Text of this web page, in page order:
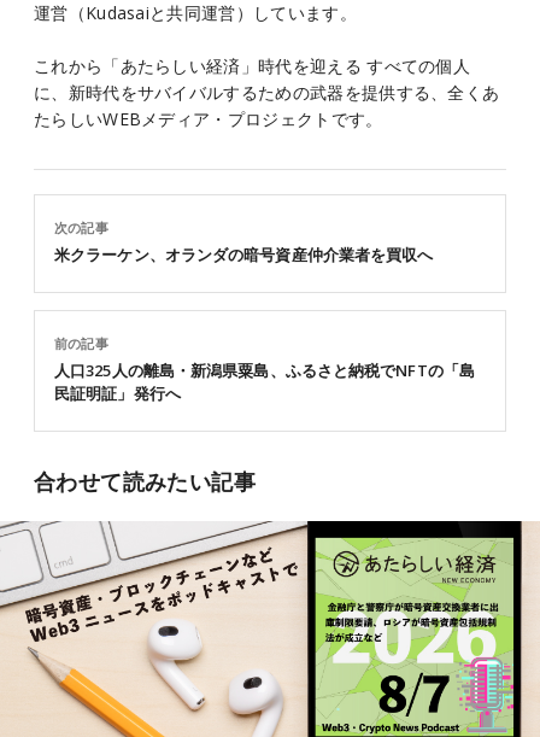
運営（Kudasaiと共同運営）しています。
これから「あたらしい経済」時代を迎える すべての個人
に、新時代をサバイバルするための武器を提供する、全くあ
たらしいWEBメディア・プロジェクトです。
前の記事
人口325人の離島・新潟県粟島、ふるさと納税でNFTの「島
民証明証」発行へ
次の記事
米クラーケン、オランダの暗号資産仲介業者を買収へ
合わせて読みたい記事